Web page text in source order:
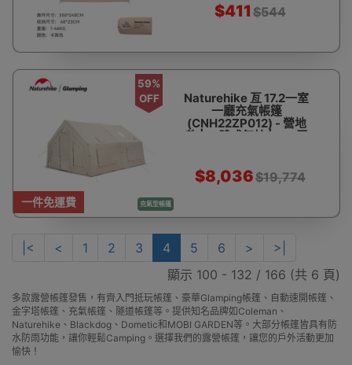
$411 $544
一件免運費 充氣型帳篷
59%
OFF
Naturehike 亙 17.2一室
一廳充氣帳篷
(CNH22ZP012) - 營地
款 | 一體式氣柱 | 17.2平
$8,036$19,774
|< < 1 2 3 4 5 6 >
>|
顯示 100 - 132 / 166 (共 6 頁)
多款露營帳篷發售，有齊入門抵玩帳篷、豪華Glamping帳篷、自動速開帳篷、
金字塔帳篷、充氣帳篷、隧道帳篷等。提供知名品牌如Coleman、
Naturehike、Blackdog、Dometic和MOBI GARDEN等。大部分帳篷皆具有防
水防雨功能，讓你輕鬆Camping。選擇我們的露營帳篷，讓您的戶外活動更加
愉快！